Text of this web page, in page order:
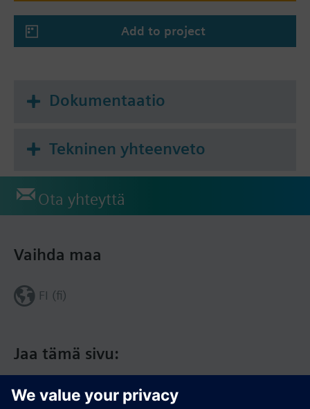
Add to project
Dokumentaatio
Tekninen yhteenveto
Ota yhteyttä
Jaa tämä sivu:
Vaihda maa
FI (fi)